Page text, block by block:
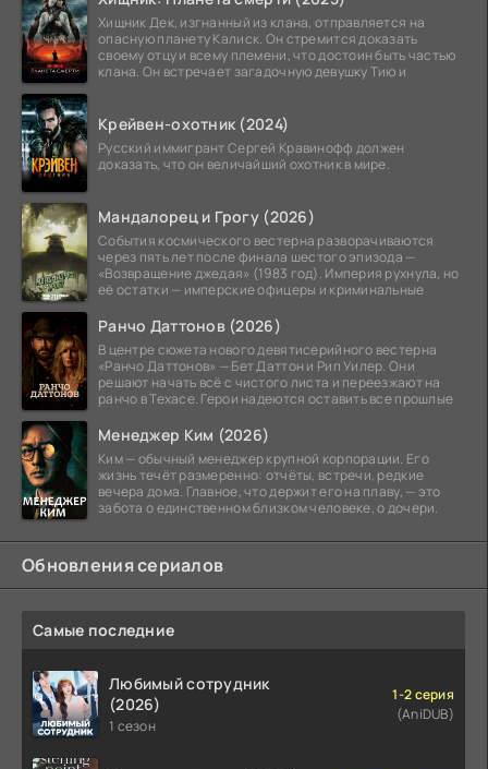
Хищник Дек, изгнанный из клана, отправляется на
опасную планету Калиск. Он стремится доказать
своему отцу и всему племени, что достоин быть частью
клана. Он встречает загадочную девушку Тию и
Крейвен-охотник (2024)
Русский иммигрант Сергей Кравинофф должен
доказать, что он величайший охотник в мире.
Мандалорец и Грогу (2026)
События космического вестерна разворачиваются
через пять лет после финала шестого эпизода —
«Возвращение джедая» (1983 год). Империя рухнула, но
её остатки — имперские офицеры и криминальные
Ранчо Даттонов (2026)
В центре сюжета нового девятисерийного вестерна
«Ранчо Даттонов» — Бет Даттон и Рип Уилер. Они
решают начать всё с чистого листа и переезжают на
ранчо в Техасе. Герои надеются оставить все прошлые
Менеджер Ким (2026)
Ким — обычный менеджер крупной корпорации. Его
жизнь течёт размеренно: отчёты, встречи, редкие
вечера дома. Главное, что держит его на плаву, — это
забота о единственном близком человеке, о дочери.
Обновления сериалов
Самые последние
Любимый сотрудник
(2026)
1 сезон
1-2 серия
(AniDUB)